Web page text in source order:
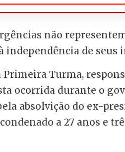
não
independência de seus
Primeira Turma,
ocorrida durante o
absolvição do ex-
a 27 anos e